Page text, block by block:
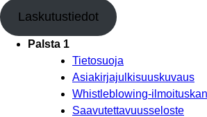
Laskutustiedot
Palsta 1
Tietosuoja
Asiakirjajulkisuuskuvaus
Whistleblowing-
Saavutettavuusseloste